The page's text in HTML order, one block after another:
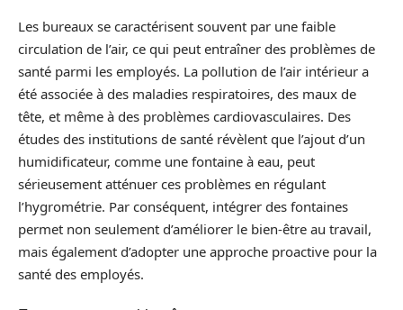
Les bureaux se caractérisent souvent par une faible
circulation de l’air, ce qui peut entraîner des problèmes de
santé parmi les employés. La pollution de l’air intérieur a
été associée à des maladies respiratoires, des maux de
tête, et même à des problèmes cardiovasculaires. Des
études des institutions de santé révèlent que l’ajout d’un
humidificateur, comme une fontaine à eau, peut
sérieusement atténuer ces problèmes en régulant
l’hygrométrie. Par conséquent, intégrer des fontaines
permet non seulement d’améliorer le bien-être au travail,
mais également d’adopter une approche proactive pour la
santé des employés.